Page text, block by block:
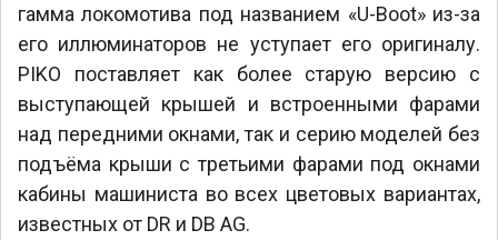
гамма локомотива под названием «U-Boot» из-за
его иллюминаторов не уступает его оригиналу.
PIKO поставляет как более старую версию с
выступающей крышей и встроенными фарами
над передними окнами, так и серию моделей без
подъёма крыши с третьими фарами под окнами
кабины машиниста во всех цветовых вариантах,
известных от DR и DB AG.